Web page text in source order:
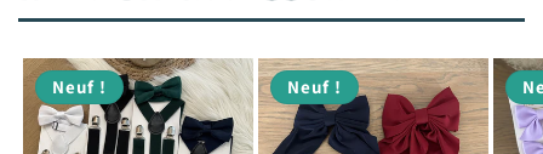
Neuf ! Neuf !